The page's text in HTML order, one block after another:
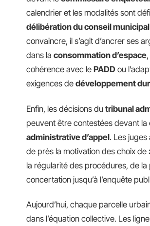
calendrier et les modalités sont
délibération du conseil municipal
convaincre, il s’agit d’ancrer ses
dans la consommation d’espace
cohérence avec le PADD ou
exigences de développement
Enfin, les décisions du tribunal
peuvent être contestées devant la
administrative d’appel. Les
de près la motivation des choix de
la régularité des procédures, de la
concertation jusqu’à l’enquête
Aujourd’hui, chaque parcelle
dans l’équation collective. Les